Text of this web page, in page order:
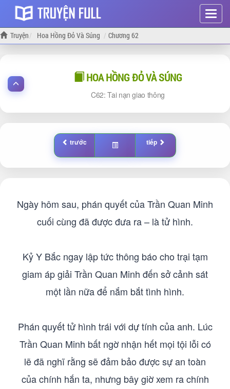
Hiện
menu
Truyện Hoa Hồng Đỏ Và Súng Chương 62
HOA HỒNG ĐỎ VÀ SÚNG
62: Tai nạn giao thông
trước tiếp
Ngày hôm sau, phán quyết của Trần Quan Minh
cuối cùng đã được đưa ra – là tử hình.
Kỷ Y Bắc ngay lập tức thông báo cho trại tạm
giam áp giải Trần Quan Minh đến sở cảnh sát
một lần nữa để nắm bắt tình hình.
Phán quyết tử hình trái với dự tính của anh. Lúc
Trần Quan Minh bất ngờ nhận hết mọi tội lỗi có
lẽ đã nghĩ rằng sẽ đảm bảo được sự an toàn
của chính hắn ta, nhưng bây giờ xem ra chính